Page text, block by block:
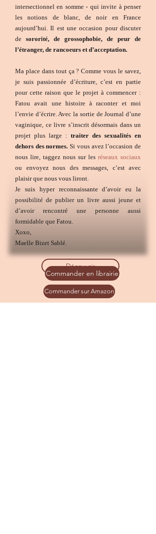
intersectionnel en somme - qui invite à penser
les notions de blanc, de noir en France
aujourd’hui. Il est une occasion pour discuter
de sororité, de grossophobie, de peur de
l’étranger, de rancoeurs et d’acceptation.
Ma place dans tout ça ? Comme vous le savez,
je suis passionnée d’écriture, c’est en partie
pour cette raison que le projet à commencer :
Fatou avait une histoire à raconter et moi
l’envie d’écrire. Avec la sortie de Journal d’une
vaginique, ce livre s’inscrit désormais dans un
projet plus large : traiter des sexualités en
dehors des normes. Si vous avez l’occasion de
nous lire, taggez nous sur les réseaux sociaux
ou envoyez nous des messages, c’est avec
plaisir que nous vous liront.
Je suis hyper reconnaissante d’avoir eu la
possibilité de publier un livre aussi jeune et
d’avoir rencontré une personne aussi
formidable que Fatou.
Xoxo,
Maelle Bizet Sablé.
Découvrir
Commander en librairie
Commander sur Amazon